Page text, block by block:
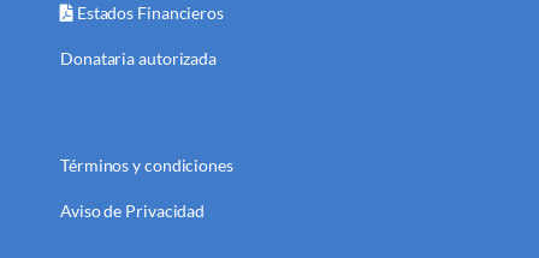
Estados Financieros
Donataria autorizada
Términos y condiciones
Aviso de Privacidad